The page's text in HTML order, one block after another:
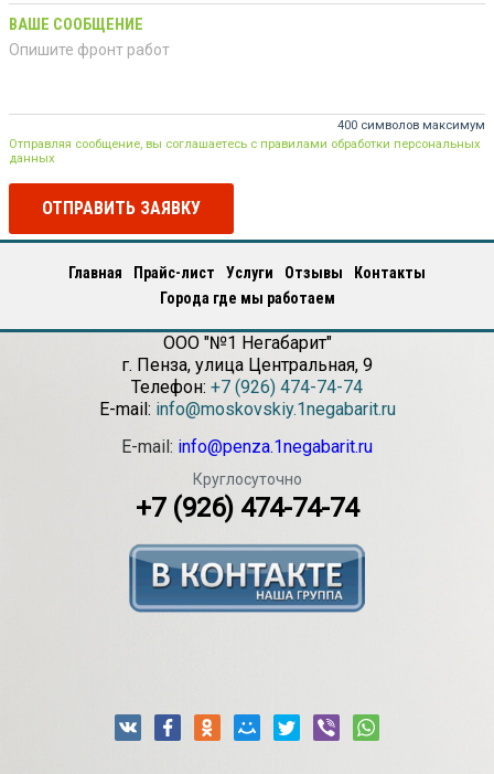
ВАШЕ СООБЩЕНИЕ
400 символов максимум
Отправляя сообщение, вы соглашаетесь с правилами обработки персональных
данных
ОТПРАВИТЬ ЗАЯВКУ
Главная Прайс-лист Услуги Отзывы
Контакты
Города где мы работаем
ООО "№1 Негабарит"
г. Пенза, улица Центральная, 9
Телефон: +7 (926) 474-74-74
E-mail: info@moskovskiy.1negabarit.ru
E-mail: info@penza.1negabarit.ru
Круглосуточно
+7 (926) 474-74-74